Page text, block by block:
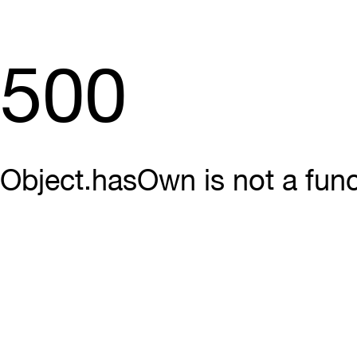
500
Object.hasOwn is not a